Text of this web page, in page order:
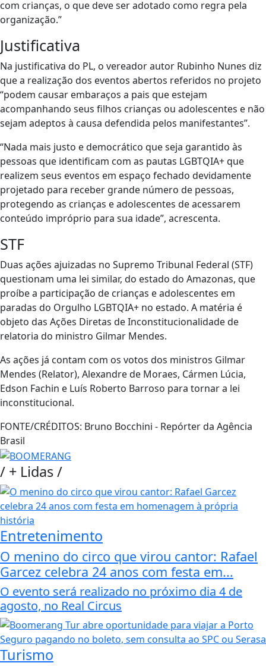
com crianças, o que deve ser adotado como regra pela
organização.”
Justificativa
Na justificativa do PL, o vereador autor Rubinho Nunes diz
que a realização dos eventos abertos referidos no projeto
“podem causar embaraços a pais que estejam
acompanhando seus filhos crianças ou adolescentes e não
sejam adeptos à causa defendida pelos manifestantes”.
“Nada mais justo e democrático que seja garantido às
pessoas que identificam com as pautas LGBTQIA+ que
realizem seus eventos em espaço fechado devidamente
projetado para receber grande número de pessoas,
protegendo as crianças e adolescentes de acessarem
conteúdo impróprio para sua idade”, acrescenta.
STF
Duas ações ajuizadas no Supremo Tribunal Federal (STF)
questionam uma lei similar, do estado do Amazonas, que
proíbe a participação de crianças e adolescentes em
paradas do Orgulho LGBTQIA+ no estado. A matéria é
objeto das Ações Diretas de Inconstitucionalidade de
relatoria do ministro Gilmar Mendes.
As ações já contam com os votos dos ministros Gilmar
Mendes (Relator), Alexandre de Moraes, Cármen Lúcia,
Edson Fachin e Luís Roberto Barroso para tornar a lei
inconstitucional.
FONTE/CRÉDITOS: Bruno Bocchini - Repórter da Agência
Brasil
/ + Lidas/
Entretenimento
O menino do circo que virou cantor: Rafael
Garcez celebra 24 anos com festa em...
O evento será realizado no próximo dia 4 de
agosto, no Real Circus
Turismo